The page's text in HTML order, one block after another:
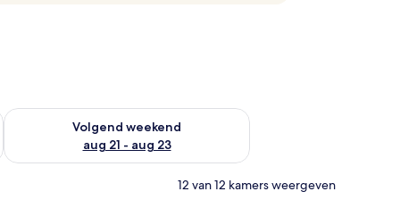
weekend aug 14 - aug 16
Volgend weekend
aug 21 - aug 23
De beschikbaarheid controleren voor volgend weekend aug
12 van 12 kamers weergeven